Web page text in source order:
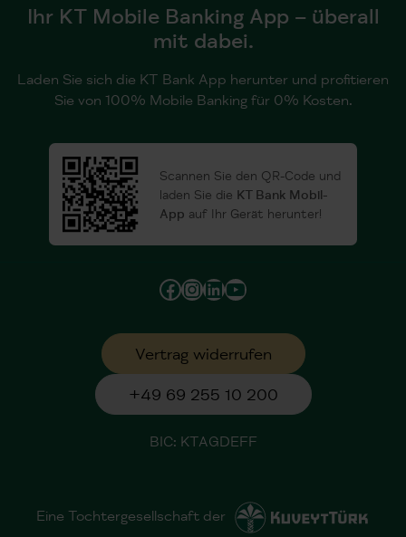
Ihr KT Mobile Banking App – überall
mit dabei.
Laden Sie sich die KT Bank App herunter und profitieren
Sie von 100% Mobile Banking für 0% Kosten.
Scannen Sie den QR-Code und
laden Sie die
KT Bank Mobil-
App auf Ihr Gerät herunter!
Facebook
Instagram
LinkedIn
YouTube
Vertrag widerrufen
+49 69 255 10 200
BIC: KTAGDEFF
Eine Tochtergesellschaft der